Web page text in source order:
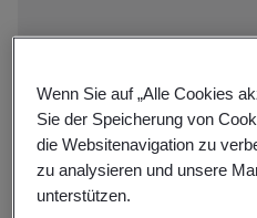
Verfügbar zur Buchung:
€1895 + MwSt.
Wenn Sie auf „Alle Cookies
Sie der Speicherung von
die Websitenavigation zu
zu analysieren und unsere
unterstützen.